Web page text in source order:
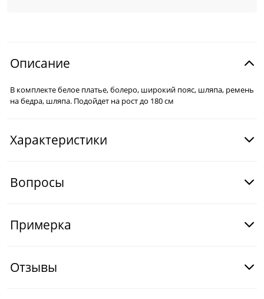
Описание
В комплекте белое платье, болеро, широкий пояс, шляпа, ремень
на бедра, шляпа. Подойдет на рост до 180 см
Характеристики
Вопросы
Примерка
Отзывы